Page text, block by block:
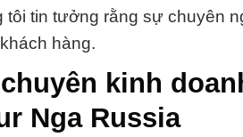
tôi tin tưởng rằng sự chuyên
hàng.
kinh
Nga Russia